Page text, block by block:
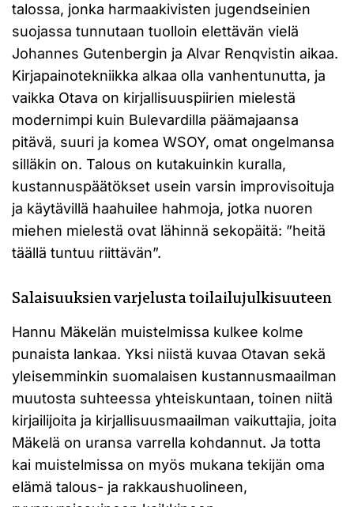
talossa, jonka harmaakivisten jugendseinien
suojassa tunnutaan tuolloin elettävän vielä
Johannes Gutenbergin ja Alvar Renqvistin aikaa.
Kirjapainotekniikka alkaa olla vanhentunutta, ja
vaikka Otava on kirjallisuuspiirien mielestä
modernimpi kuin Bulevardilla päämajaansa
pitävä, suuri ja komea WSOY, omat ongelmansa
silläkin on. Talous on kutakuinkin kuralla,
kustannuspäätökset usein varsin improvisoituja
ja käytävillä haahuilee hahmoja, jotka nuoren
miehen mielestä ovat lähinnä sekopäitä: ”heitä
täällä tuntuu riittävän”.
Salaisuuksien varjelusta toilailujulkisuuteen
Hannu Mäkelän muistelmissa kulkee kolme
punaista lankaa. Yksi niistä kuvaa Otavan sekä
yleisemminkin suomalaisen kustannusmaailman
muutosta suhteessa yhteiskuntaan, toinen niitä
kirjailijoita ja kirjallisuusmaailman vaikuttajia, joita
Mäkelä on uransa varrella kohdannut. Ja totta
kai muistelmissa on myös mukana tekijän oma
elämä talous- ja rakkaushuolineen,